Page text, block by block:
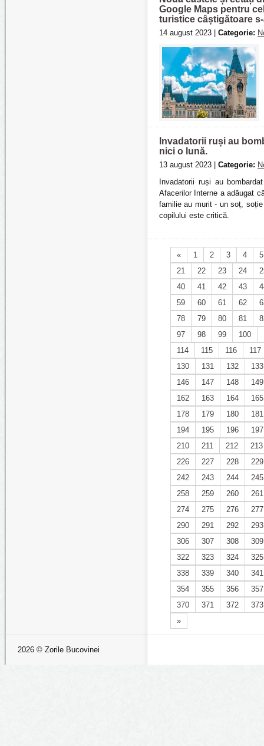
Google Maps pentru
turistice câștigătoare
14 august 2023 | Categorie:
Invadatorii ruși au
nici o lună.
13 august 2023 | Categorie:
Invadatorii ruși au
Afacerilor Interne a adăugat
familie au murit - un soț,
copilului este critică.
« 1 2 3 4
5
21
22 23 24
40
41 42 43
59
60 61 62
78
79 80 81
97
98 99 100
114
115 116
117
130
131 132
133
146
147 148
149
162
163 164
165
178
179 180
181
194
195 196
197
210
211 212
213
226
227 228
229
242
243 244
245
258
259 260
261
274
275 276
277
290
291 292
293
306
307 308
309
322
323 324
325
338
339 340
341
354
355 356
357
370
371 372
373
»
2026 © Zorile Bucovinei